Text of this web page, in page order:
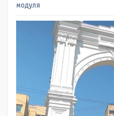
модуля